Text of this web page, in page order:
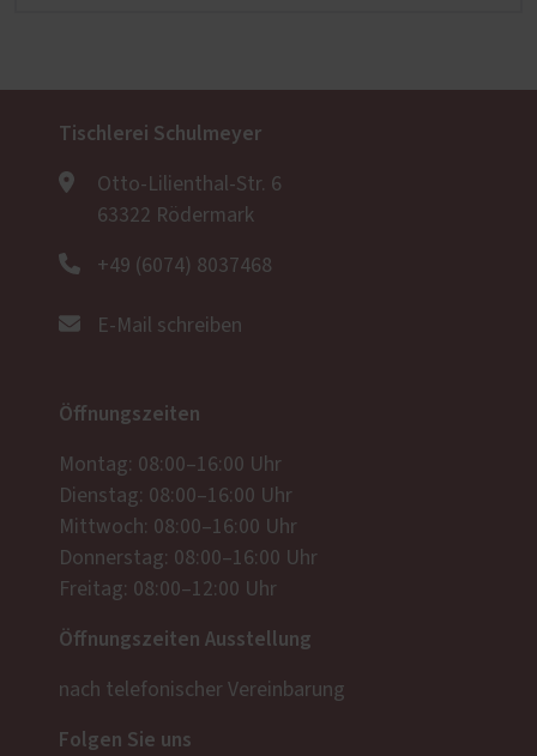
Tischlerei Schulmeyer
Otto-Lilienthal-Str. 6
63322 Rödermark
+49 (6074) 8037468
E-Mail schreiben
Öffnungszeiten
Montag: 08:00–16:00 Uhr
Dienstag: 08:00–16:00 Uhr
Mittwoch: 08:00–16:00 Uhr
Donnerstag: 08:00–16:00 Uhr
Freitag: 08:00–12:00 Uhr
Öffnungszeiten Ausstellung
nach telefonischer Vereinbarung
Folgen Sie uns